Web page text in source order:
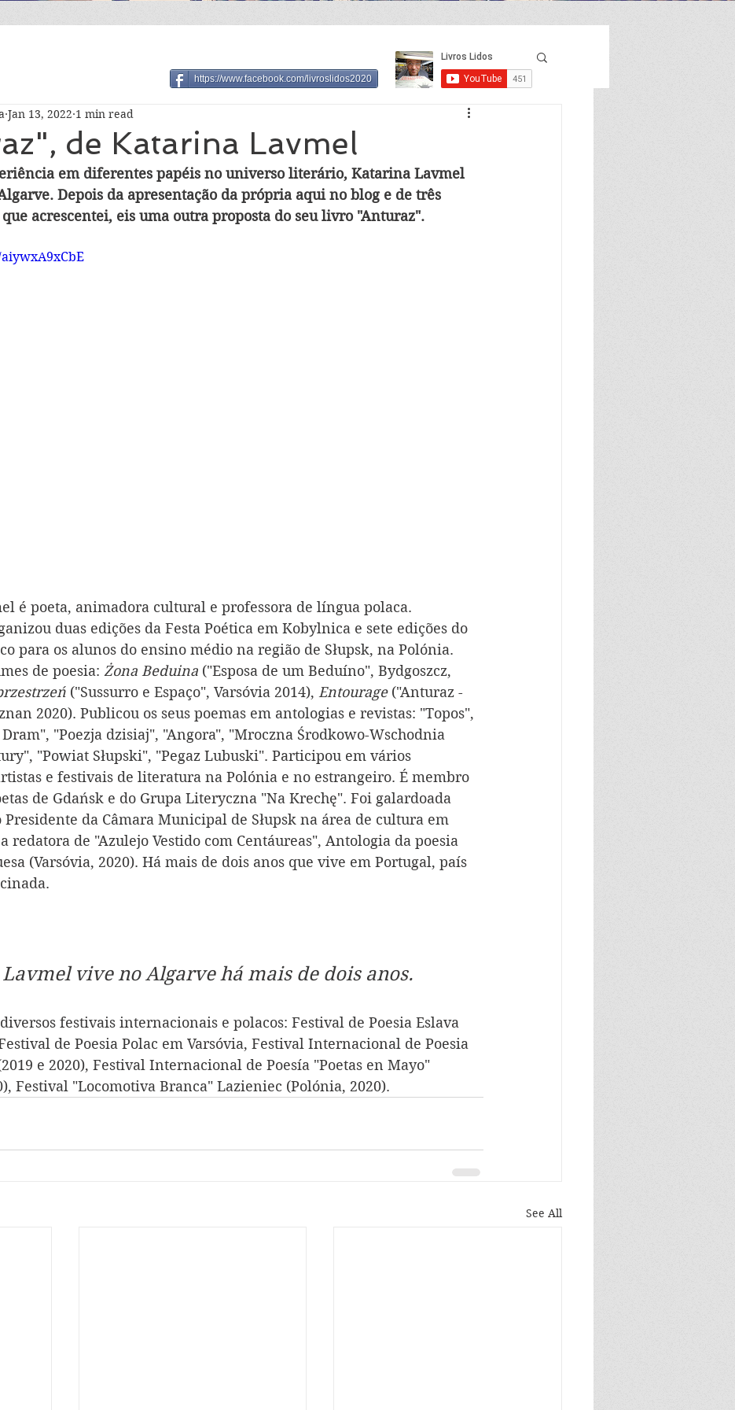
de Katarina Lavmel
Jan 13, 2022 1 min read
em diferentes papéis no universo literário, Katarina Lavmel
Depois da apresentação da própria aqui no blog e de três
acrescentei, eis uma outra proposta do seu livro "Anturaz".
é poeta, animadora cultural e professora de língua polaca.
duas edições da Festa Poética em Kobylnica e sete edições do
para os alunos do ensino médio na região de Słupsk, na Polónia.
de poesia: Żona Beduina ("Esposa de um Beduíno", Bydgoszcz,
("Sussurro e Espaço", Varsóvia 2014), Entourage ("Anturaz -
2020). Publicou os seus poemas em antologias e revistas: "Topos",
"Poezja dzisiaj", "Angora", "Mroczna Środkowo-Wschodnia
"Powiat Słupski", "Pegaz Lubuski". Participou em vários
e festivais de literatura na Polónia e no estrangeiro. É membro
de Gdańsk e do Grupa Literyczna "Na Krechę". Foi galardoada
Presidente da Câmara Municipal de Słupsk na área de cultura em
a redatora de "Azulejo Vestido com Centáureas", Antologia da poesia
(Varsóvia, 2020). Há mais de dois anos que vive em Portugal, país
vive no Algarve há mais de dois anos.
festivais internacionais e polacos: Festival de Poesia Eslava
de Poesia Polac em Varsóvia, Festival Internacional de Poesia
e 2020), Festival Internacional de Poesía "Poetas en Mayo"
Festival "Locomotiva Branca" Lazieniec (Polónia, 2020).
See All
https://www.facebook.com/livroslidos2020